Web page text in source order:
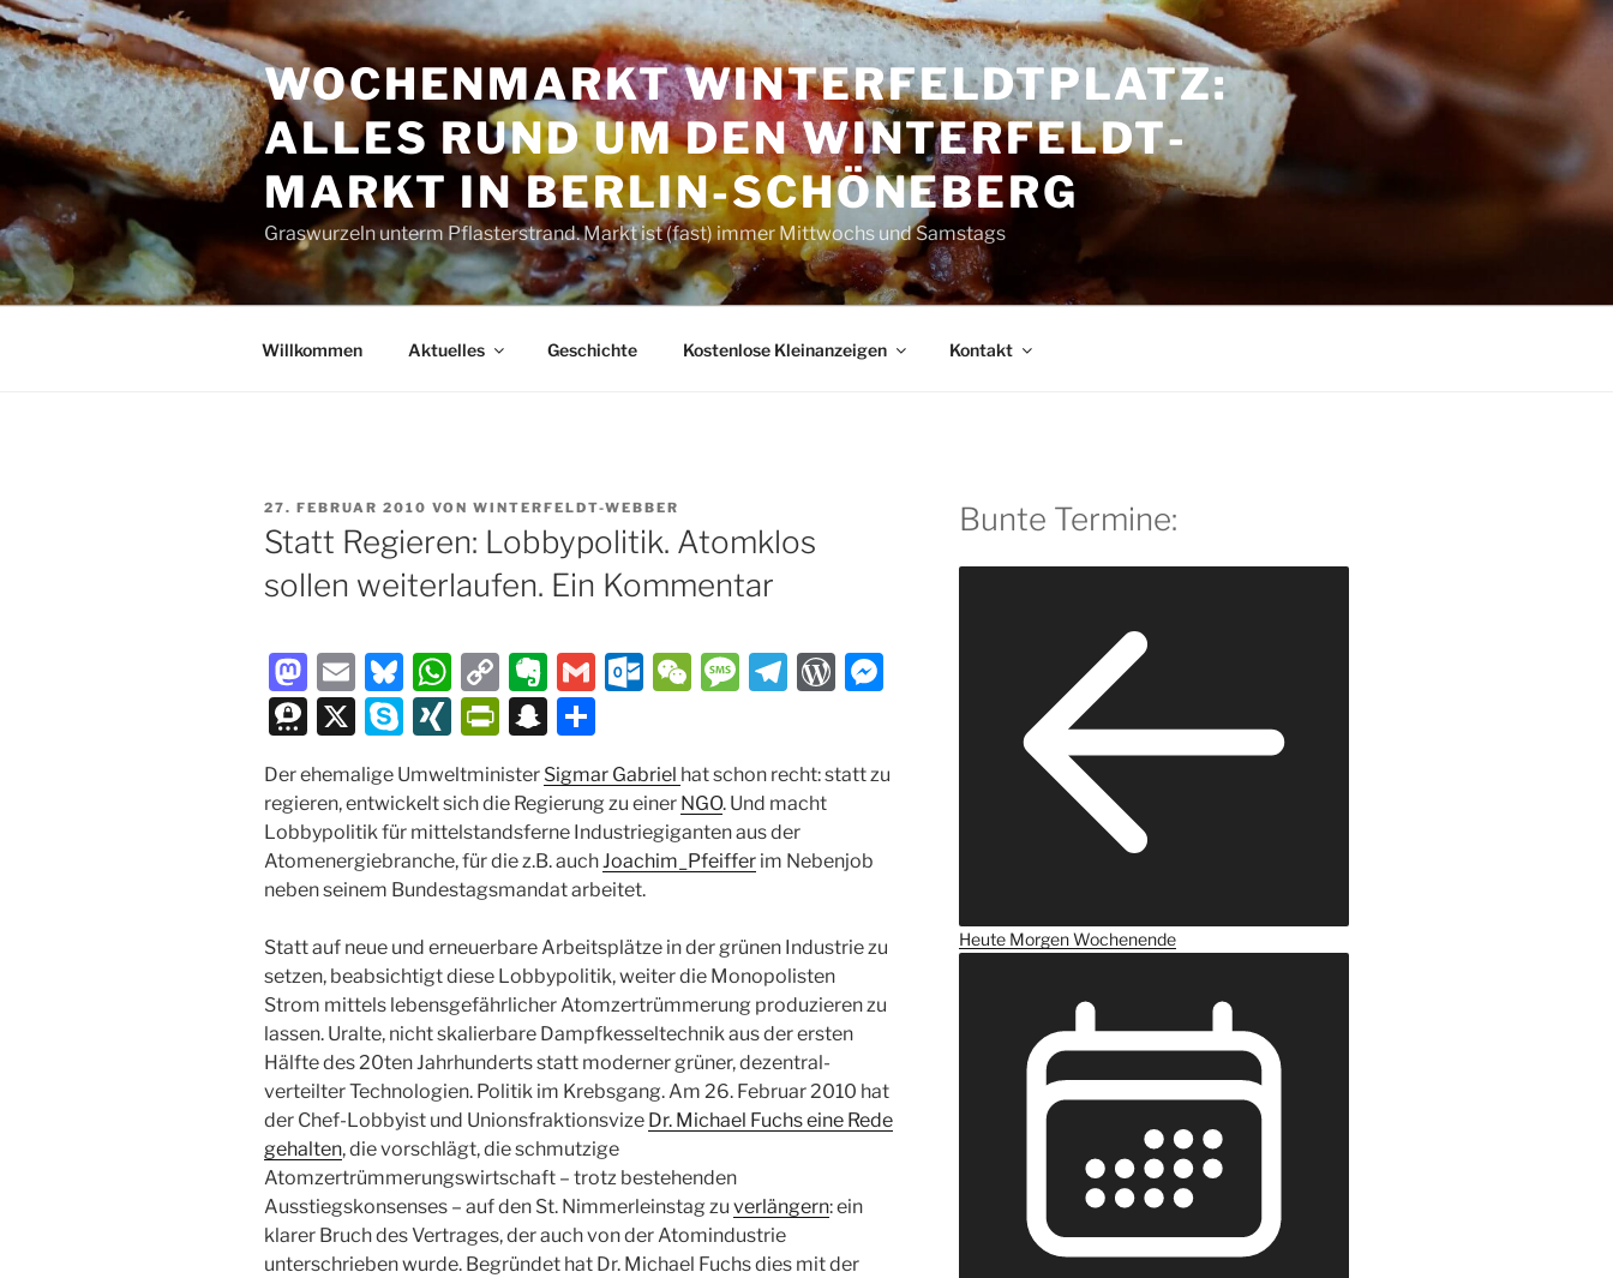
Zum
Inhalt
springen
WOCHENMARKT WINTER­FELDT­PLATZ:
ALLES RUND UM DEN WINTER­FELDT­
MARKT IN BERLIN-SCHÖNEBERG
Graswurzeln unterm Pflasterstrand. Markt ist (fast) immer Mittwochs und Samstags
Willkommen Aktuelles Geschichte Kostenlose Kleinanzeigen Kontakt
VERÖFFENTLICHT
AM
27. FEBRUAR 2010 VON WINTERFELDT-WEBBER
Statt Regieren: Lobbypolitik. Atomklos
sollen weiterlaufen. Ein Kommentar
M
a
st
o
d
o
n
E
m
ai
l
Bl
u
e
s
k
y
W
h
at
s
A
p
p
C
o
p
y
Li
n
k
E
v
er
n
ot
e
G
l
O
o
k.
c
o
m
W
h
at
M
a
g
e
T
gr
a
m
W
P
ss
e
T
hr
e
e
m
a
X
S
k
y
p
e
XI
N
G
P
ri
nt
Fr
ie
n
dl
y
S
n
a
p
c
h
at
ei
le
n
Der ehemalige Umweltminister Sigmar Gabriel hat schon recht: statt zu
regieren, entwickelt sich die Regierung zu einer NGO. Und macht
Lobbypolitik für mittelstandsferne Industriegiganten aus der
Atomenergiebranche, für die z.B. auchJoachim_Pfeiffer im Nebenjob
neben seinem Bundestagsmandat arbeitet.
Statt auf neue und erneuerbare Arbeitsplätze in der grünen Industrie zu
setzen, beabsichtigt diese Lobbypolitik, weiter die Monopolisten
Strom mittels lebensgefährlicher Atomzertrümmerung produzieren zu
lassen. Uralte, nicht skalierbare Dampfkesseltechnik aus der ersten
Hälfte des 20ten Jahrhunderts statt moderner grüner, dezentral-
verteilter Technologien. Politik im Krebsgang. Am 26. Februar 2010 hat
der Chef-Lobbyist und Unionsfraktionsvize Dr. Michael Fuchs eine Rede
gehalten, die vorschlägt, die schmutzige
Atomzertrümmerungswirtschaft – trotz bestehenden
Ausstiegskonsenses – auf den St. Nimmerleinstag zu verlängern: ein
klarer Bruch des Vertrages, der auch von der Atomindustrie
unterschrieben wurde. Begründet hat Dr. Michael Fuchs dies mit der
Bunte Termine:
Heute MorgenWochenende